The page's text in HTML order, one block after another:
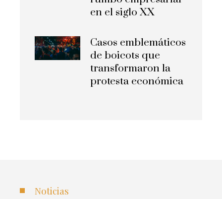
en el siglo XX
Casos emblemáticos
de boicots que
transformaron la
protesta económica
Noticias